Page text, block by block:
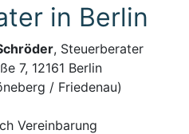
in Berlin
, Steuerberater
7, 12161 Berlin
/ Friedenau)
Vereinbarung